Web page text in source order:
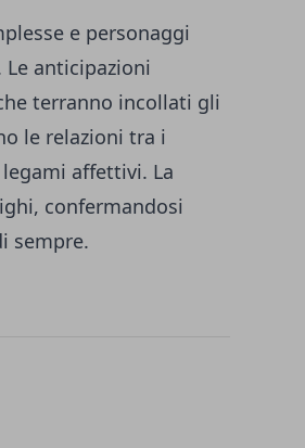
e personaggi
anticipazioni
terranno incollati gli
le relazioni tra i
affettivi. La
confermandosi
sempre.